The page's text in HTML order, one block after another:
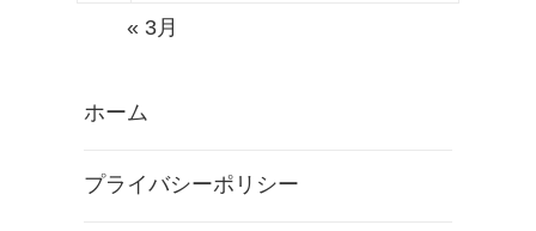
« 3月
ホーム
プライバシーポリシー